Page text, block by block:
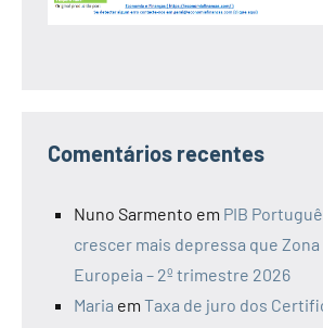
Comentários recentes
Nuno Sarmento em PIB
crescer mais depressa que Zona
Europeia – 2º trimestre 2026
Maria em Taxa de juro dos